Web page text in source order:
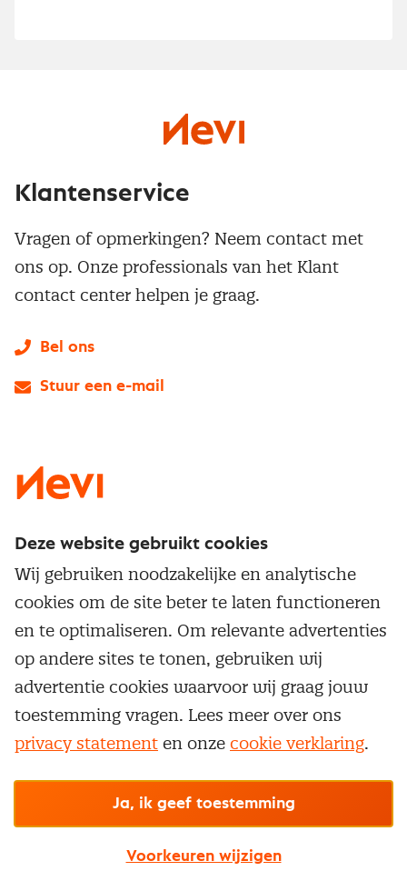
Service & contact
Over inkoop
Netwerk en communities
Aanmelden nieuwsbrief
Word lid van Nevi
Inkoop vacatures
Opzeggen lidmaatschap
Populaire thema's
Aanbesteden
Contractmanagement
Kostenmanagement
Onderhandelen
Supply management
Opleidingen en trainingen
Trainingen
Opleidingen
Maatwerk
Vrijstellingen
Klantenservice
Vragen of opmerkingen? Neem contact met
ons op. Onze professionals van het Klant
contact center helpen je graag.
Bel ons
Stuur een e-mail
Cookievoorkeuren beherenOnzealgemene
© Nevi.nl
Deze website gebruikt cookies
Wij gebruiken noodzakelijke en analytische
cookies om de site beter te laten functioneren
en te optimaliseren. Om relevante advertenties
op andere sites te tonen, gebruiken wij
advertentie cookies waarvoor wij graag jouw
toestemming vragen. Lees meer over ons
privacy statement en onze cookie verklaring.
Ja, ik geef toestemming
Voorkeuren wijzigen